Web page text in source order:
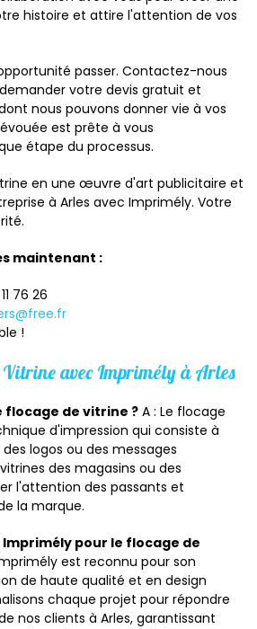
histoire et attire l'attention de vos
passer. Contactez-nous
votre devis gratuit et
nous pouvons donner vie à vos
est prête à vous
étape du processus.
en une œuvre d'art publicitaire et
à Arles avec Imprimély. Votre
maintenant :
76 26
!
Vitrine avec Imprimély à Arles
flocage de vitrine ? A : Le flocage
d'impression qui consiste à
logos ou des messages
des magasins ou des
l'attention des passants et
la marque.
Imprimély pour le flocage de
est reconnu pour son
de haute qualité et en design
chaque projet pour répondre
nos clients à Arles, garantissant